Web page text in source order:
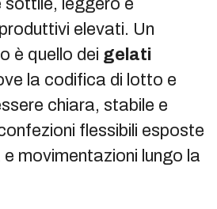
elevati. Un
è quello dei gelati
la codifica di lotto e
chiara, stabile e
flessibili esposte
movimentazioni lungo la